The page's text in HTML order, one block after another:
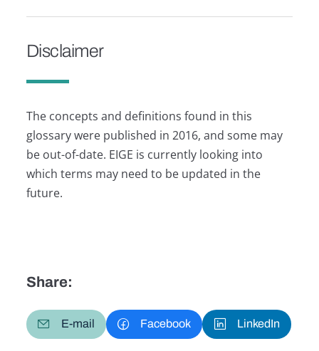
Disclaimer
The concepts and definitions found in this
glossary were published in 2016, and some may
be out-of-date. EIGE is currently looking into
which terms may need to be updated in the
future.
Share:
E-mail Facebook LinkedIn